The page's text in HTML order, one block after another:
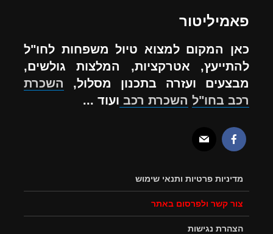
פאמיליטור
כאן המקום למצוא טיול משפחות לחו"ל
להתייעץ, אטרקציות, המלצות גולשים,
מבצעים ועזרה בתכנון מסלול, השכרת
רכב בחו"ל השכרת רכב ועוד ...
מדיניות פרטיות ותנאי שימוש
צור קשר ולפרסום באתר
הצהרת נגישות